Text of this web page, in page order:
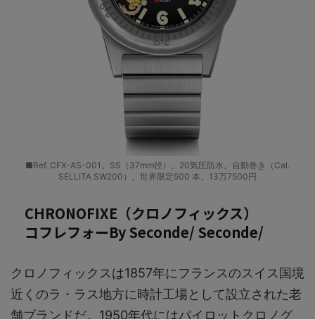
■Ref. CFX-AS-001。SS（37mm径）。20気圧防水。自動巻き（Cal.
SELLITA SW200）。世界限定500 本。13万7500円
CHRONOFIXE（クロノフィックス）
コフレフォーBy Seconde/ Seconde/
クロノフィックスは1857年にフランスのスイス国境
近くのラ・ラス地方に時計工場として設立された老
舗ブランドだ。1950年代にはパイロットクロノグ